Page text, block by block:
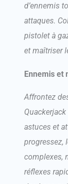
d’ennemis
attaques.
pistolet à
et maîtriser
Ennemis et
Affrontez
astuces et
progressez,
complexes,
réflexes